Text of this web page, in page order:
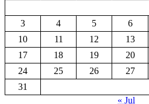
3
4 5 6
10
11 12 13
17
18 19 20
24
25 26 27
31
« Jul